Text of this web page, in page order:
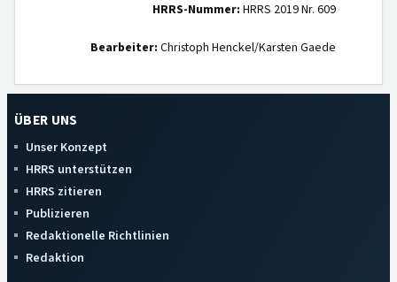
HRRS-Nummer: HRRS 2019 Nr. 609
Bearbeiter: Christoph Henckel/Karsten Gaede
ÜBER UNS
Unser Konzept
HRRS unterstützen
HRRS zitieren
Publizieren
Redaktionelle Richtlinien
Redaktion